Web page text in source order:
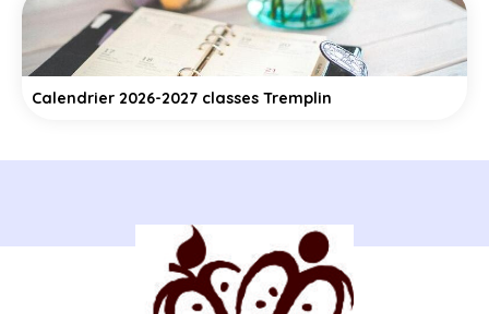
Calendrier 2026-2027 classes Tremplin